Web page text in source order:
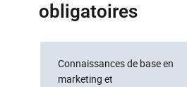
obligatoires
Connaissances de base en
marketing et